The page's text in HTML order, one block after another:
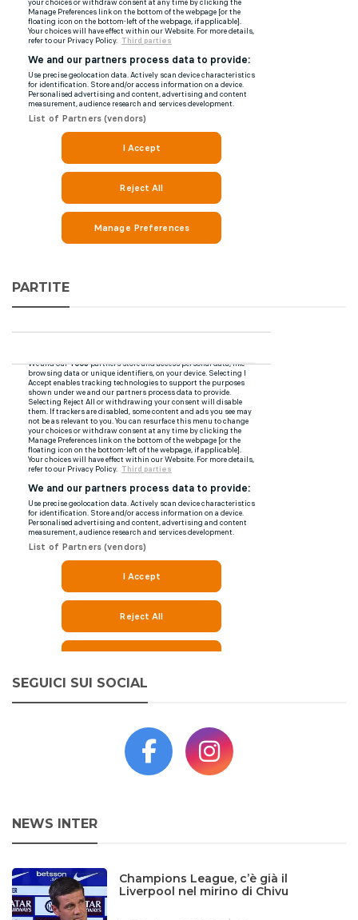
PARTITE
SEGUICI SUI SOCIAL
NEWS INTER
Champions League, c’è già il
Liverpool nel mirino di Chivu